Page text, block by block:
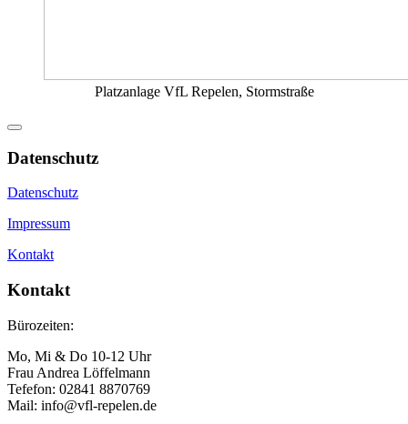
Platzanlage VfL Repelen, Stormstraße
Datenschutz
Datenschutz
Impressum
Kontakt
Kontakt
Bürozeiten:
Mo, Mi & Do 10-12 Uhr
Frau Andrea Löffelmann
Tefefon: 02841 8870769
Mail: info@vfl-repelen.de